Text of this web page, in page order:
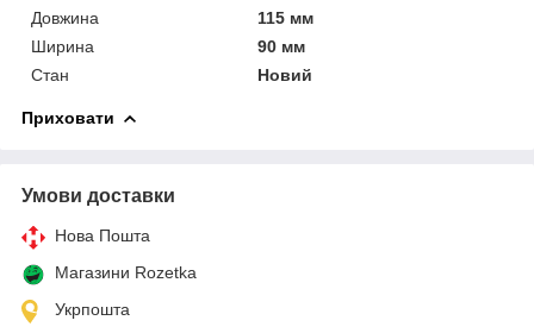
Довжина
115 мм
Ширина
90 мм
Стан
Новий
Приховати
Умови доставки
Нова Пошта
Магазини Rozetka
Укрпошта